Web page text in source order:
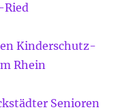
Ried
Kinderschutz-
Rhein
Senioren